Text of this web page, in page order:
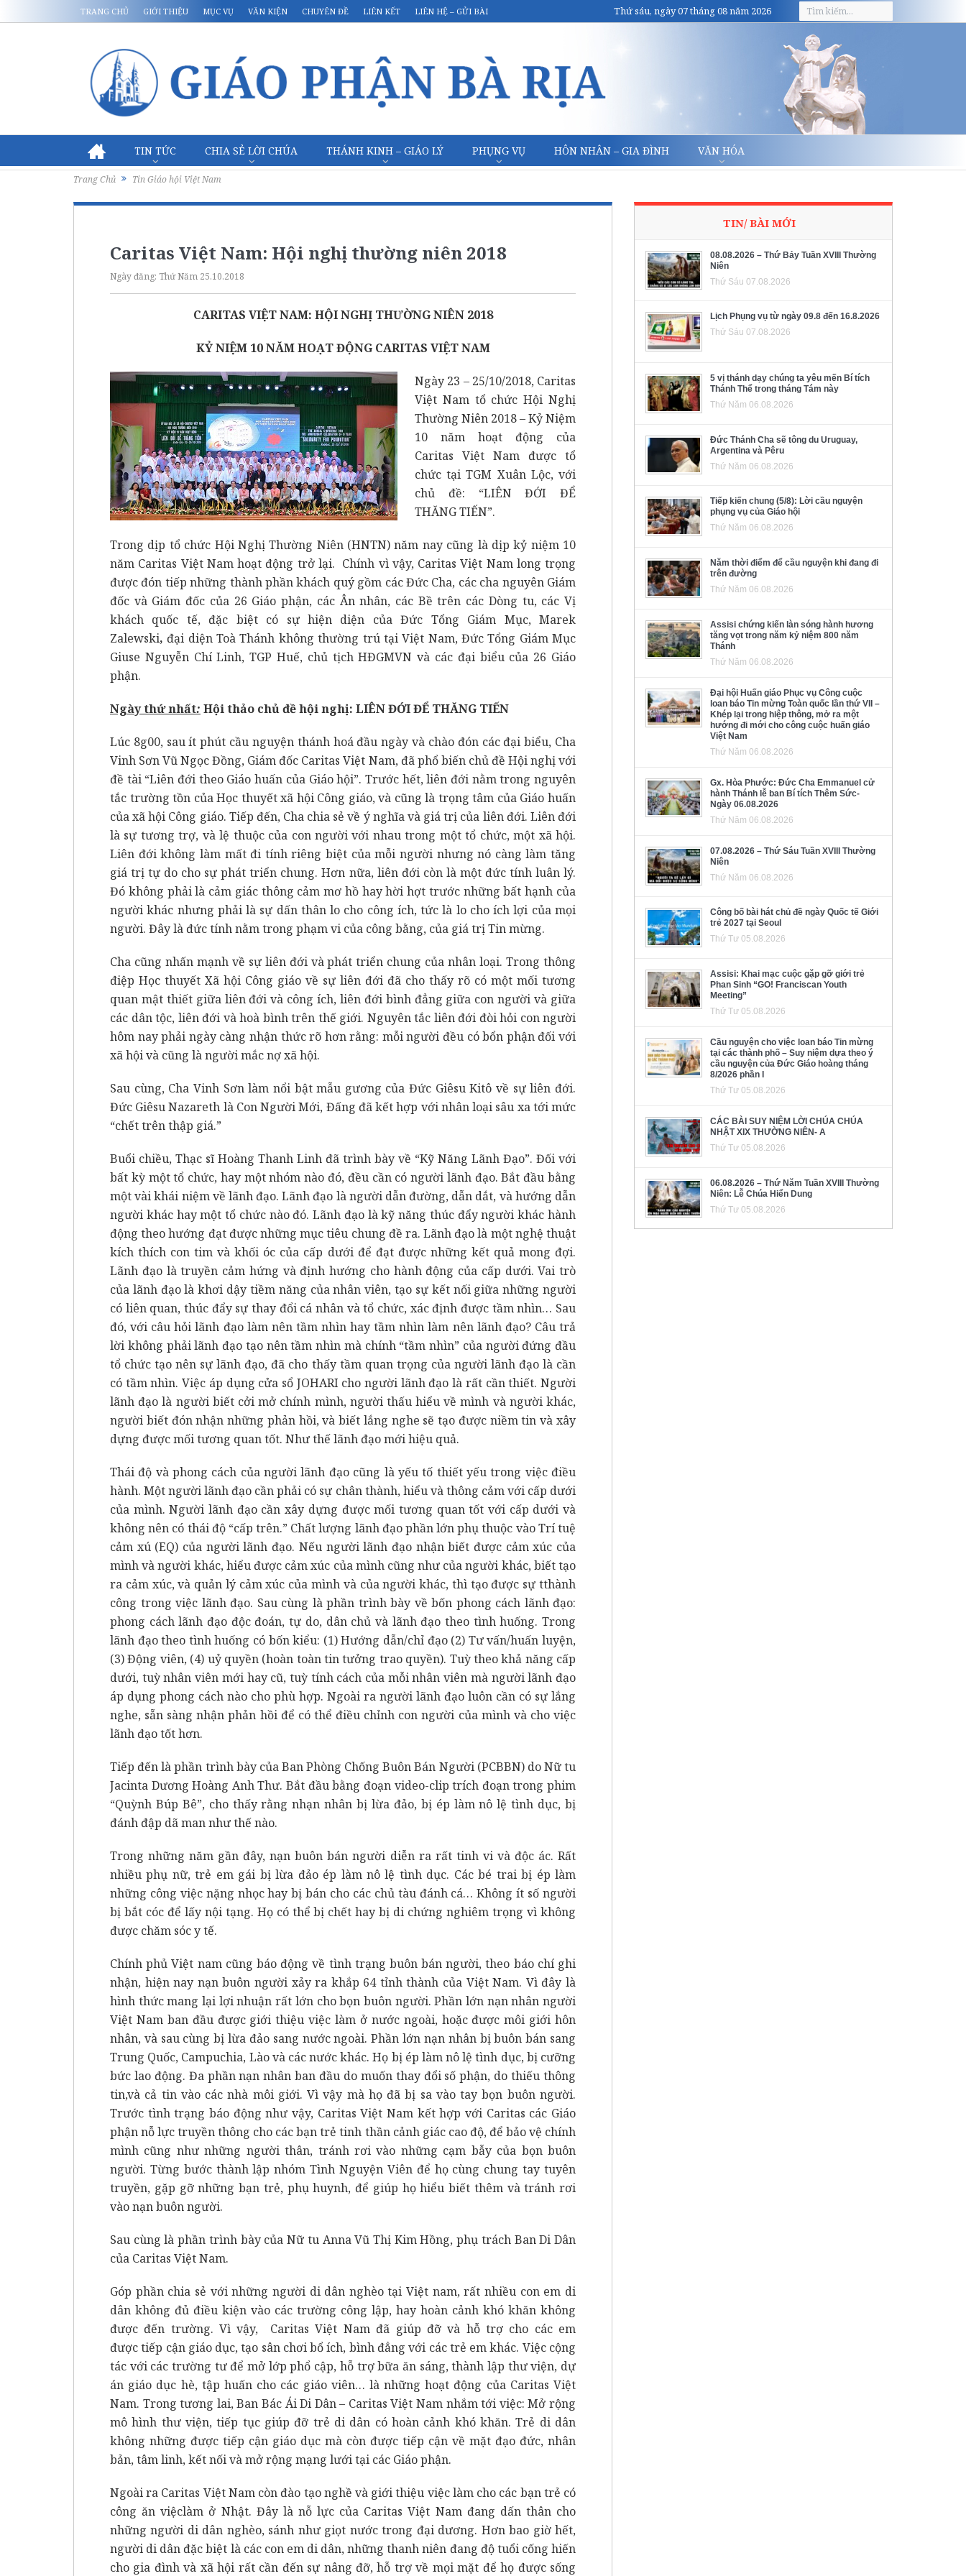
TRANG CHỦ GIỚI THIỆU MỤC VỤ VĂN KIỆN CHUYÊN ĐỀ LIÊN KẾT LIÊN HỆ – GỬI BÀI Thứ sáu, ngày 07 tháng 08 năm 2026
TIN TỨC CHIA SẺ LỜI CHÚA THÁNH KINH – GIÁO LÝ PHỤNG VỤ HÔN NHÂN – GIA ĐÌNH VĂN HÓA
Trang Chủ Tin Giáo hội Việt Nam
Caritas Việt Nam: Hội nghị thường niên 2018
Ngày đăng: Thứ Năm 25.10.2018
CARITAS VIỆT NAM: HỘI NGHỊ THƯỜNG NIÊN 2018
KỶ NIỆM 10 NĂM HOẠT ĐỘNG CARITAS VIỆT NAM
Ngày 23 – 25/10/2018, Caritas
Việt Nam tổ chức Hội Nghị
Thường Niên 2018 – Kỷ Niệm
10 năm hoạt động của
Caritas Việt Nam được tổ
chức tại TGM Xuân Lộc, với
chủ đề: “LIÊN ĐỚI ĐỂ
THĂNG TIẾN”.
Trong dịp tổ chức Hội Nghị Thường Niên (HNTN) năm nay cũng là dịp kỷ niệm 10
năm Caritas Việt Nam hoạt động trở lại. Chính vì vậy, Caritas Việt Nam long trọng
được đón tiếp những thành phần khách quý gồm các Đức Cha, các cha nguyên Giám
đốc và Giám đốc của 26 Giáo phận, các Ân nhân, các Bề trên các Dòng tu, các Vị
khách quốc tế, đặc biệt có sự hiện diện của Đức Tổng Giám Mục, Marek
Zalewski, đại diện Toà Thánh không thường trú tại Việt Nam, Đức Tổng Giám Mục
Giuse Nguyễn Chí Linh, TGP Huế, chủ tịch HĐGMVN và các đại biểu của 26 Giáo
phận.
Ngày thứ nhất: Hội thảo chủ đề hội nghị: LIÊN ĐỚI ĐỂ THĂNG TIẾN
Lúc 8g00, sau ít phút cầu nguyện thánh hoá đầu ngày và chào đón các đại biểu, Cha
Vinh Sơn Vũ Ngọc Đồng, Giám đốc Caritas Việt Nam, đã phổ biến chủ đề Hội nghị với
đề tài “Liên đới theo Giáo huấn của Giáo hội”. Trước hết, liên đới nằm trong nguyên
tắc trường tồn của Học thuyết xã hội Công giáo, và cũng là trọng tâm của Giáo huấn
của xã hội Công giáo. Tiếp đến, Cha chia sẻ về ý nghĩa và giá trị của liên đới. Liên đới
là sự tương trợ, và lệ thuộc của con người với nhau trong một tổ chức, một xã hội.
Liên đới không làm mất đi tính riêng biệt của mỗi người nhưng nó càng làm tăng
giá trị tự do cho sự phát triển chung. Hơn nữa, liên đới còn là một đức tính luân lý.
Đó không phải là cảm giác thông cảm mơ hồ hay hời hợt trước những bất hạnh của
người khác nhưng phải là sự dấn thân lo cho công ích, tức là lo cho ích lợi của mọi
người. Đây là đức tính nằm trong phạm vi của công bằng, của giá trị Tin mừng.
Cha cũng nhấn mạnh về sự liên đới và phát triển chung của nhân loại. Trong thông
điệp Học thuyết Xã hội Công giáo về sự liên đới đã cho thấy rõ có một mối tương
quan mật thiết giữa liên đới và công ích, liên đới bình đẳng giữa con người và giữa
các dân tộc, liên đới và hoà bình trên thế giới. Nguyên tắc liên đới đòi hỏi con người
hôm nay phải ngày càng nhận thức rõ hơn rằng: mỗi người đều có bổn phận đối với
xã hội và cũng là người mắc nợ xã hội.
Sau cùng, Cha Vinh Sơn làm nổi bật mẫu gương của Đức Giêsu Kitô về sự liên đới.
Đức Giêsu Nazareth là Con Người Mới, Đấng đã kết hợp với nhân loại sâu xa tới mức
“chết trên thập giá.”
Buổi chiều, Thạc sĩ Hoàng Thanh Linh đã trình bày về “Kỹ Năng Lãnh Đạo”. Đối với
bất kỳ một tổ chức, hay một nhóm nào đó, đều cần có người lãnh đạo. Bắt đầu bằng
một vài khái niệm về lãnh đạo. Lãnh đạo là người dẫn đường, dẫn dắt, và hướng dẫn
người khác hay một tổ chức nào đó. Lãnh đạo là kỹ năng thúc đẩy người khác hành
động theo hướng đạt được những mục tiêu chung đề ra. Lãnh đạo là một nghệ thuật
kích thích con tim và khối óc của cấp dưới để đạt được những kết quả mong đợi.
Lãnh đạo là truyền cảm hứng và định hướng cho hành động của cấp dưới. Vai trò
của lãnh đạo là khơi dậy tiềm năng của nhân viên, tạo sự kết nối giữa những người
có liên quan, thúc đẩy sự thay đổi cá nhân và tổ chức, xác định được tầm nhìn… Sau
đó, với câu hỏi lãnh đạo làm nên tầm nhìn hay tầm nhìn làm nên lãnh đạo? Câu trả
lời không phải lãnh đạo tạo nên tầm nhìn mà chính “tầm nhìn” của người đứng đầu
tổ chức tạo nên sự lãnh đạo, đã cho thấy tầm quan trọng của người lãnh đạo là cần
có tầm nhìn. Việc áp dụng cửa sổ JOHARI cho người lãnh đạo là rất cần thiết. Người
lãnh đạo là người biết cởi mở chính mình, người thấu hiểu về mình và người khác,
người biết đón nhận những phản hồi, và biết lắng nghe sẽ tạo được niềm tin và xây
dựng được mối tương quan tốt. Như thế lãnh đạo mới hiệu quả.
Thái độ và phong cách của người lãnh đạo cũng là yếu tố thiết yếu trong việc điều
hành. Một người lãnh đạo cần phải có sự chân thành, hiểu và thông cảm với cấp dưới
của mình. Người lãnh đạo cần xây dựng được mối tương quan tốt với cấp dưới và
không nên có thái độ “cấp trên.” Chất lượng lãnh đạo phần lớn phụ thuộc vào Trí tuệ
cảm xú (EQ) của người lãnh đạo. Nếu người lãnh đạo nhận biết được cảm xúc của
mình và người khác, hiểu được cảm xúc của mình cũng như của người khác, biết tạo
ra cảm xúc, và quản lý cảm xúc của mình và của người khác, thì tạo được sự tthành
công trong việc lãnh đạo. Sau cùng là phần trình bày về bốn phong cách lãnh đạo:
phong cách lãnh đạo độc đoán, tự do, dân chủ và lãnh đạo theo tình huống. Trong
lãnh đạo theo tình huống có bốn kiểu: (1) Hướng dẫn/chỉ đạo (2) Tư vấn/huấn luyện,
(3) Động viên, (4) uỷ quyền (hoàn toàn tin tưởng trao quyền). Tuỳ theo khả năng cấp
dưới, tuỳ nhân viên mới hay cũ, tuỳ tính cách của mỗi nhân viên mà người lãnh đạo
áp dụng phong cách nào cho phù hợp. Ngoài ra người lãnh đạo luôn cần có sự lắng
nghe, sẵn sàng nhận phản hồi để có thể điều chỉnh con người của mình và cho việc
lãnh đạo tốt hơn.
Tiếp đến là phần trình bày của Ban Phòng Chống Buôn Bán Người (PCBBN) do Nữ tu
Jacinta Dương Hoàng Anh Thư. Bắt đầu bằng đoạn video-clip trích đoạn trong phim
“Quỳnh Búp Bê”, cho thấy rằng nhạn nhân bị lừa đảo, bị ép làm nô lệ tình dục, bị
đánh đập dã man như thế nào.
Trong những năm gần đây, nạn buôn bán người diễn ra rất tinh vi và độc ác. Rất
nhiều phụ nữ, trẻ em gái bị lừa đảo ép làm nô lệ tình dục. Các bé trai bị ép làm
những công việc nặng nhọc hay bị bán cho các chủ tàu đánh cá… Không ít số người
bị bắt cóc để lấy nội tạng. Họ có thể bị chết hay bị di chứng nghiêm trọng vì không
được chăm sóc y tế.
Chính phủ Việt nam cũng báo động về tình trạng buôn bán người, theo báo chí ghi
nhận, hiện nay nạn buôn người xảy ra khắp 64 tỉnh thành của Việt Nam. Vì đây là
hình thức mang lại lợi nhuận rất lớn cho bọn buôn người. Phần lớn nạn nhân người
Việt Nam ban đầu được giới thiệu việc làm ở nước ngoài, hoặc được môi giới hôn
nhân, và sau cùng bị lừa đảo sang nước ngoài. Phần lớn nạn nhân bị buôn bán sang
Trung Quốc, Campuchia, Lào và các nước khác. Họ bị ép làm nô lệ tình dục, bị cưỡng
bức lao động. Đa phần nạn nhân ban đầu do muốn thay đổi số phận, do thiếu thông
tin,và cả tin vào các nhà môi giới. Vì vậy mà họ đã bị sa vào tay bọn buôn người.
Trước tình trạng báo động như vậy, Caritas Việt Nam kết hợp với Caritas các Giáo
phận nỗ lực truyền thông cho các bạn trẻ tinh thần cảnh giác cao độ, để bảo vệ chính
mình cũng như những người thân, tránh rơi vào những cạm bẫy của bọn buôn
người. Từng bước thành lập nhóm Tình Nguyện Viên để họ cùng chung tay tuyên
truyền, gặp gỡ những bạn trẻ, phụ huynh, để giúp họ hiểu biết thêm và tránh rơi
vào nạn buôn người.
Sau cùng là phần trình bày của Nữ tu Anna Vũ Thị Kim Hồng, phụ trách Ban Di Dân
của Caritas Việt Nam.
Góp phần chia sẻ với những người di dân nghèo tại Việt nam, rất nhiều con em di
dân không đủ điều kiện vào các trường công lập, hay hoàn cảnh khó khăn không
được đến trường. Vì vậy, Caritas Việt Nam đã giúp đỡ và hỗ trợ cho các em
được tiếp cận giáo dục, tạo sân chơi bổ ích, bình đẳng với các trẻ em khác. Việc cộng
tác với các trường tư để mở lớp phổ cập, hỗ trợ bữa ăn sáng, thành lập thư viện, dự
án giáo dục hè, tập huấn cho các giáo viên… là những hoạt động của Caritas Việt
Nam. Trong tương lai, Ban Bác Ái Di Dân – Caritas Việt Nam nhắm tới việc: Mở rộng
mô hình thư viện, tiếp tục giúp đỡ trẻ di dân có hoàn cảnh khó khăn. Trẻ di dân
không những được tiếp cận giáo dục mà còn được tiếp cận về mặt đạo đức, nhân
bản, tâm linh, kết nối và mở rộng mạng lưới tại các Giáo phận.
Ngoài ra Caritas Việt Nam còn đào tạo nghề và giới thiệu việc làm cho các bạn trẻ có
công ăn việclàm ở Nhật. Đây là nỗ lực của Caritas Việt Nam đang dấn thân cho
những người di dân nghèo, sánh như giọt nước trong đại dương. Hơn bao giờ hết,
người di dân đặc biệt là các con em di dân, những thanh niên đang độ tuổi cống hiến
cho gia đình và xã hội rất cần đến sự nâng đỡ, hỗ trợ về mọi mặt để họ được sống
TIN/ BÀI MỚI
08.08.2026 – Thứ Bảy Tuần XVIII Thường
Niên
Thứ Sáu 07.08.2026
Lịch Phụng vụ từ ngày 09.8 đến 16.8.2026
Thứ Sáu 07.08.2026
5 vị thánh dạy chúng ta yêu mến Bí tích
Thánh Thể trong tháng Tám này
Thứ Năm 06.08.2026
Đức Thánh Cha sẽ tông du Uruguay,
Argentina và Pêru
Thứ Năm 06.08.2026
Tiếp kiến chung (5/8): Lời cầu nguyện
phụng vụ của Giáo hội
Thứ Năm 06.08.2026
Năm thời điểm để cầu nguyện khi đang đi
trên đường
Thứ Năm 06.08.2026
Assisi chứng kiến làn sóng hành hương
tăng vọt trong năm kỷ niệm 800 năm
Thánh
Thứ Năm 06.08.2026
Đại hội Huấn giáo Phục vụ Công cuộc
loan báo Tin mừng Toàn quốc lần thứ VII –
Khép lại trong hiệp thông, mở ra một
hướng đi mới cho công cuộc huấn giáo
Việt Nam
Thứ Năm 06.08.2026
Gx. Hòa Phước: Đức Cha Emmanuel cử
hành Thánh lễ ban Bí tích Thêm Sức-
Ngày 06.08.2026
Thứ Năm 06.08.2026
07.08.2026 – Thứ Sáu Tuần XVIII Thường
Niên
Thứ Năm 06.08.2026
Công bố bài hát chủ đề ngày Quốc tế Giới
trẻ 2027 tại Seoul
Thứ Tư 05.08.2026
Assisi: Khai mạc cuộc gặp gỡ giới trẻ
Phan Sinh “GO! Franciscan Youth
Meeting”
Thứ Tư 05.08.2026
Cầu nguyện cho việc loan báo Tin mừng
tại các thành phố – Suy niệm dựa theo ý
cầu nguyện của Đức Giáo hoàng tháng
8/2026 phần I
Thứ Tư 05.08.2026
CÁC BÀI SUY NIỆM LỜI CHÚA CHÚA
NHẬT XIX THƯỜNG NIÊN- A
Thứ Tư 05.08.2026
06.08.2026 – Thứ Năm Tuần XVIII Thường
Niên: Lễ Chúa Hiển Dung
Thứ Tư 05.08.2026